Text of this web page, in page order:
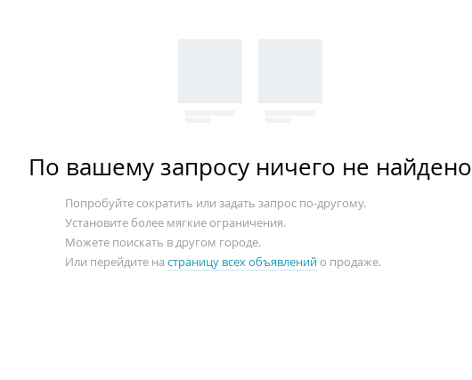
По вашему запросу ничего не найдено
Попробуйте сократить или задать запрос по-другому.
Установите более мягкие ограничения.
Можете поискать в другом городе.
Или перейдите на страницу всех объявленийо продаже.